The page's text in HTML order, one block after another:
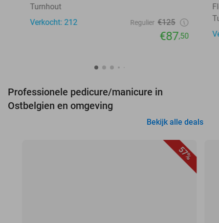
Turnhout
Verkocht: 212
Regulier €125
€87,50
Professionele pedicure/manicure in
Ostbelgien en omgeving
Bekijk alle deals
57%